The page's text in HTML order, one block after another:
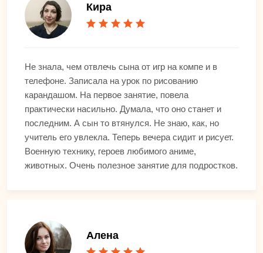
Кира
Не знала, чем отвлечь сына от игр на компе и в
телефоне. Записала на урок по рисованию
карандашом. На первое занятие, повела
практически насильно. Думала, что оно станет и
последним. А сын то втянулся. Не знаю, как, но
учитель его увлекла. Теперь вечера сидит и рисует.
Военную технику, героев любимого аниме,
животных. Очень полезное занятие для подростков.
Алена